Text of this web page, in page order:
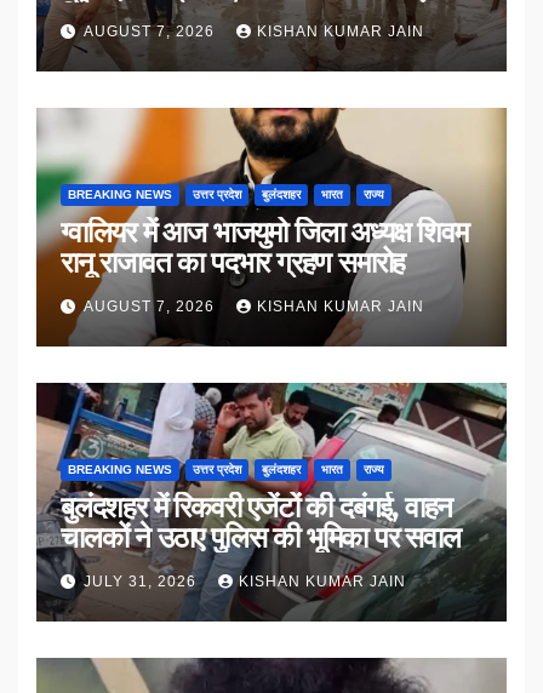
किया संवाद
AUGUST 7, 2026 KISHAN KUMAR JAIN
BREAKING NEWS उत्तर प्रदेश बुलंदशहर भारत राज्य
ग्वालियर में आज भाजयुमो जिला अध्यक्ष शिवम
रानू राजावत का पदभार ग्रहण समारोह
AUGUST 7, 2026 KISHAN KUMAR JAIN
BREAKING NEWS उत्तर प्रदेश बुलंदशहर भारत राज्य
बुलंदशहर में रिकवरी एजेंटों की दबंगई, वाहन
चालकों ने उठाए पुलिस की भूमिका पर सवाल
JULY 31, 2026 KISHAN KUMAR JAIN